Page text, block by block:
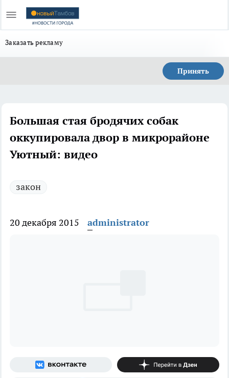
Заказать рекламу
Принять
Большая стая бродячих собак
оккупировала двор в микрорайоне
Уютный: видео
закон
20 декабря 2015 administrator